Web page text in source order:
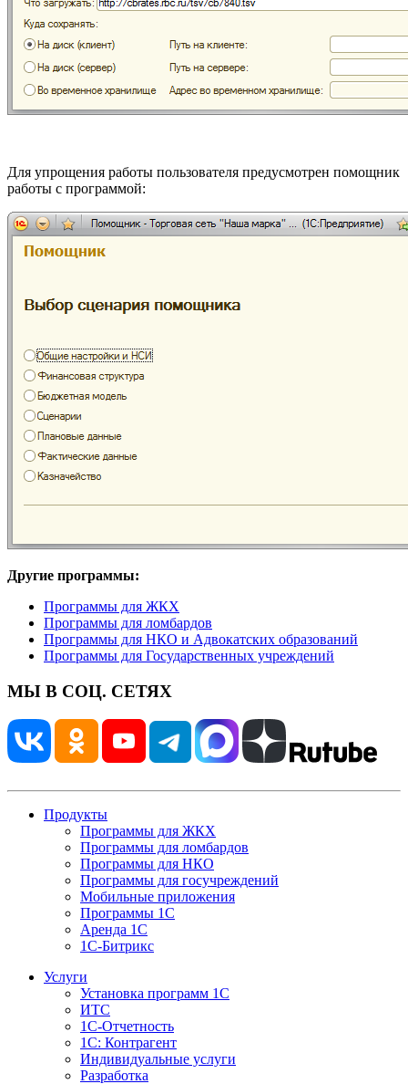
Для упрощения работы пользователя предусмотрен помощник
работы с программой:
Другие программы:
Программы для ЖКХ
Программы для ломбардов
Программы для НКО и Адвокатских образований
Программы для Государственных учреждений
МЫ В СОЦ. СЕТЯХ
Продукты
Программы для ЖКХ
Программы для ломбардов
Программы для НКО
Программы для госучреждений
Мобильные приложения
Программы 1С
Аренда 1С
1С-Битрикс
Услуги
Установка программ 1С
ИТС
1С-Отчетность
1С: Контрагент
Индивидуальные услуги
Разработка